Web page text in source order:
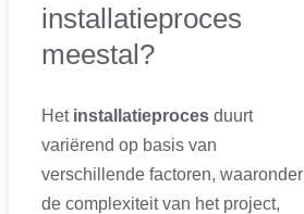
installatieproces
meestal?
Het installatieproces duurt
variërend op basis van
verschillende factoren, waaronder
de complexiteit van het project,